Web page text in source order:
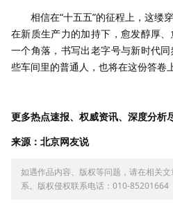
相信在“十五五”的征程上，这缕
在新质生产力的加持下，愈发醇厚
一个角落，书写出老字号与新时代
些车间里的普通人，也将在这份答卷
更多热点速报、权威资讯、深度分析
来源：北京网友说
如遇作品内容、版权等问题，请在相关
系。版权侵权联系电话：010-85201664